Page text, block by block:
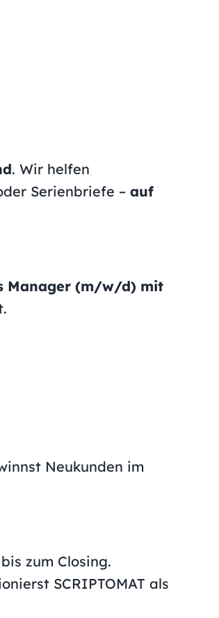
. Wir helfen
Serienbriefe – auf
Manager (m/w/d) mit
Neukunden im
zum Closing.
SCRIPTOMAT als